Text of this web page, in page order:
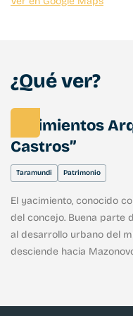
¿Qué ver?
Yacimientos
Castros”
Taramundi Patrimonio
El yacimiento, conocido
del concejo. Buena parte
al desarrollo urbano del
desciende hacia